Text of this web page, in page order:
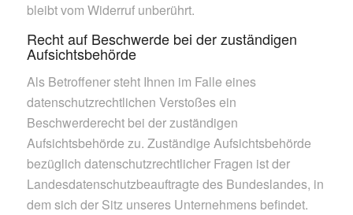
bleibt vom Widerruf unberührt.
Recht auf Beschwerde bei der zuständigen
Aufsichtsbehörde
Als Betroffener steht Ihnen im Falle eines
datenschutzrechtlichen Verstoßes ein
Beschwerderecht bei der zuständigen
Aufsichtsbehörde zu. Zuständige Aufsichtsbehörde
bezüglich datenschutzrechtlicher Fragen ist der
Landesdatenschutzbeauftragte des Bundeslandes, in
dem sich der Sitz unseres Unternehmens befindet.